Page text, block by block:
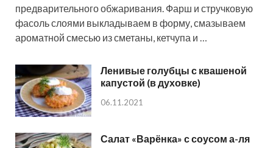
предварительного обжаривания. Фарш и стручковую
фасоль слоями выкладываем в форму, смазываем
ароматной смесью из сметаны, кетчупа и …
Ленивые голубцы с квашеной
капустой (в духовке)
06.11.2021
Салат «Варёнка» с соусом а-ля